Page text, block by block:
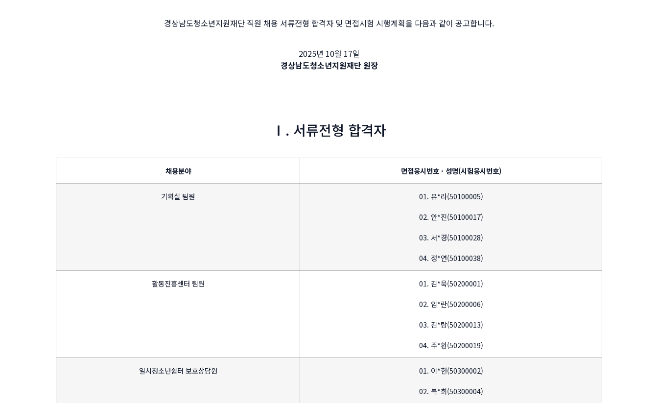
경상남도청소년지원재단 직원 채용 서류전형 합격자 및 면접시험 시행계획을 다음과 같이 공고합니다.
2025년 10월 17일
경상남도청소년지원재단 원장
Ⅰ. 서류전형 합격자
채용분야 면접응시번호 · 성명(시험응시번호)
기획실 팀원
01. 유*라(50100005)
02. 안*진(50100017)
03. 서*경(50100028)
04. 정*연(50100038)
활동진흥센터 팀원
01. 김*욱(50200001)
02. 임*란(50200006)
03. 김*랑(50200013)
04. 주*환(50200019)
일시청소년쉼터 보호상담원
01. 이*현(50300002)
02. 복*희(50300004)